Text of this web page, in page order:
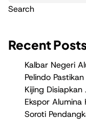
Search
Recent
Kalbar Negeri
Pelindo
Kijing
Ekspor Alumina
Soroti